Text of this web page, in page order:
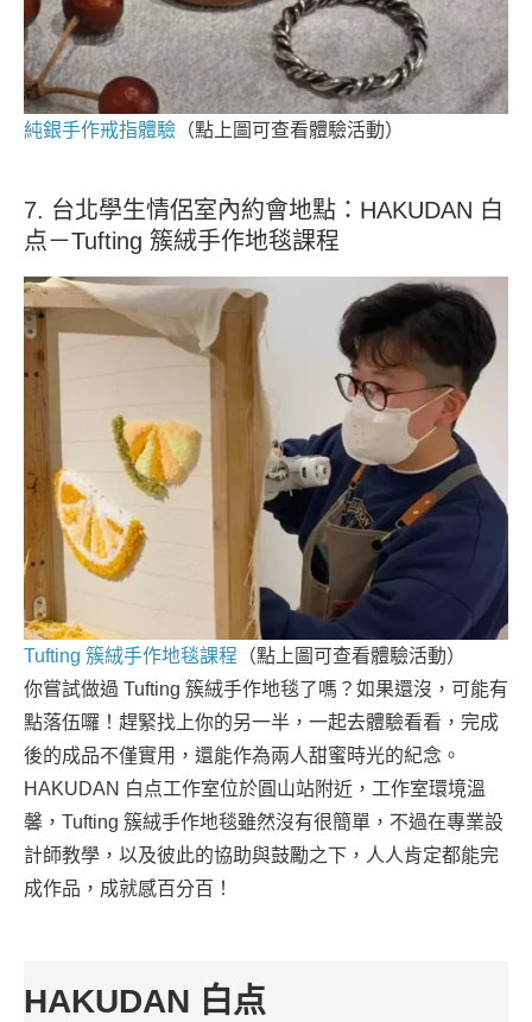
純銀手作戒指體驗 （點上圖可查看體驗活動）
7. 台北學生情侶室內約會地點：HAKUDAN 白
点－Tufting 簇絨手作地毯課程
Tufting 簇絨手作地毯課程 （點上圖可查看體驗活動）
你嘗試做過 Tufting 簇絨手作地毯了嗎？如果還沒，可能有
點落伍囉！趕緊找上你的另一半，一起去體驗看看，完成
後的成品不僅實用，還能作為兩人甜蜜時光的紀念。
HAKUDAN 白点工作室位於圓山站附近，工作室環境溫
馨，Tufting 簇絨手作地毯雖然沒有很簡單，不過在專業設
計師教學，以及彼此的協助與鼓勵之下，人人肯定都能完
成作品，成就感百分百！
HAKUDAN 白点